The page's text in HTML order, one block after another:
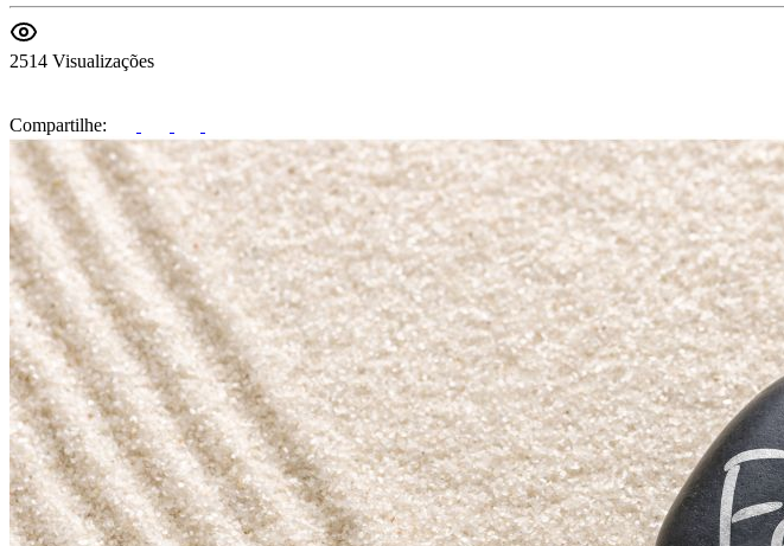
2514 Visualizações
Compartilhe: